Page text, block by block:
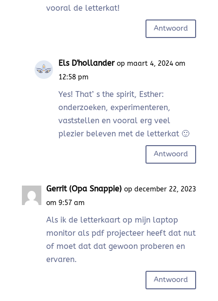
vooral de letterkat!
Antwoord
Els D'hollander op maart 4, 2024 om
12:58 pm
Yes! That’ s the spirit, Esther:
onderzoeken, experimenteren,
vaststellen en vooral erg veel
plezier beleven met de letterkat 🙂
Antwoord
Gerrit (Opa Snappie) op december 22, 2023
om 9:57 am
Als ik de letterkaart op mijn laptop
monitor als pdf projecteer heeft dat nut
of moet dat dat gewoon proberen en
ervaren.
Antwoord